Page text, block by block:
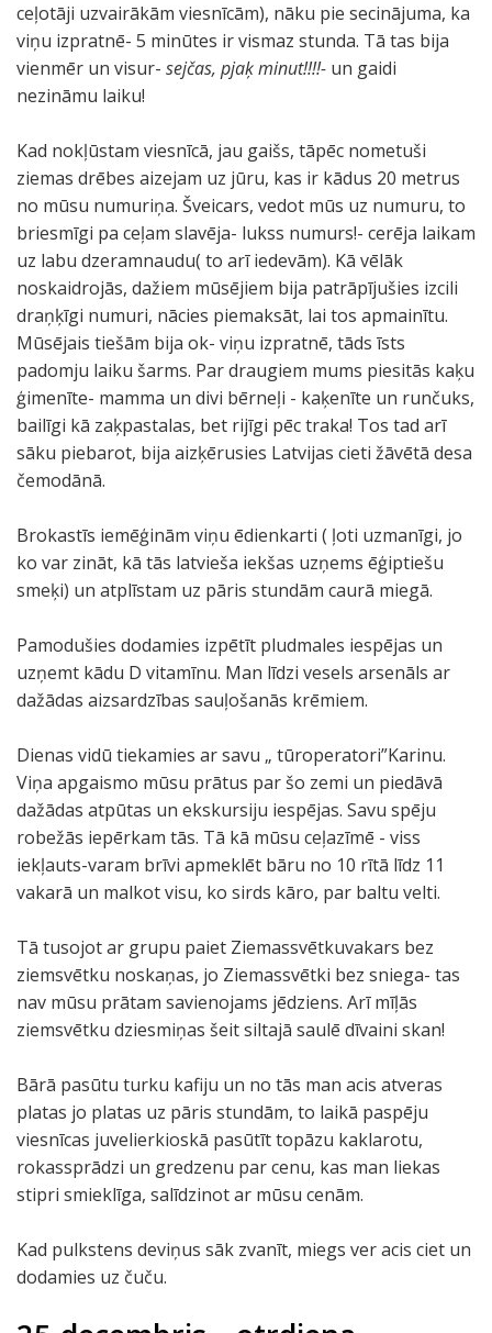
ceļotāji uzvairākām viesnīcām), nāku pie secinājuma, ka
viņu izpratnē- 5 minūtes ir vismaz stunda. Tā tas bija
vienmēr un visur- sejčas, pjaķ minut!!!!- un gaidi
nezināmu laiku!
Kad nokļūstam viesnīcā, jau gaišs, tāpēc nometuši
ziemas drēbes aizejam uz jūru, kas ir kādus 20 metrus
no mūsu numuriņa. Šveicars, vedot mūs uz numuru, to
briesmīgi pa ceļam slavēja- lukss numurs!- cerēja laikam
uz labu dzeramnaudu( to arī iedevām). Kā vēlāk
noskaidrojās, dažiem mūsējiem bija patrāpījušies izcili
draņķīgi numuri, nācies piemaksāt, lai tos apmainītu.
Mūsējais tiešām bija ok- viņu izpratnē, tāds īsts
padomju laiku šarms. Par draugiem mums piesitās kaķu
ģimenīte- mamma un divi bērneļi - kaķenīte un runčuks,
bailīgi kā zaķpastalas, bet rijīgi pēc traka! Tos tad arī
sāku piebarot, bija aizķērusies Latvijas cieti žāvētā desa
čemodānā.
Brokastīs iemēģinām viņu ēdienkarti ( ļoti uzmanīgi, jo
ko var zināt, kā tās latvieša iekšas uzņems ēģiptiešu
smeķi) un atplīstam uz pāris stundām caurā miegā.
Pamodušies dodamies izpētīt pludmales iespējas un
uzņemt kādu D vitamīnu. Man līdzi vesels arsenāls ar
dažādas aizsardzības sauļošanās krēmiem.
Dienas vidū tiekamies ar savu „ tūroperatori”Karinu.
Viņa apgaismo mūsu prātus par šo zemi un piedāvā
dažādas atpūtas un ekskursiju iespējas. Savu spēju
robežās iepērkam tās. Tā kā mūsu ceļazīmē - viss
iekļauts-varam brīvi apmeklēt bāru no 10 rītā līdz 11
vakarā un malkot visu, ko sirds kāro, par baltu velti.
Tā tusojot ar grupu paiet Ziemassvētkuvakars bez
ziemsvētku noskaņas, jo Ziemassvētki bez sniega- tas
nav mūsu prātam savienojams jēdziens. Arī mīļās
ziemsvētku dziesmiņas šeit siltajā saulē dīvaini skan!
Bārā pasūtu turku kafiju un no tās man acis atveras
platas jo platas uz pāris stundām, to laikā paspēju
viesnīcas juvelierkioskā pasūtīt topāzu kaklarotu,
rokassprādzi un gredzenu par cenu, kas man liekas
stipri smieklīga, salīdzinot ar mūsu cenām.
Kad pulkstens deviņus sāk zvanīt, miegs ver acis ciet un
dodamies uz čuču.